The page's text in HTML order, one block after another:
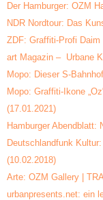
Der Hamburger: OZM
NDR Nordtour: Das
ZDF: Graffiti-Profi
art Magazin – Urbane
Mopo: Dieser S-
Mopo: Graffiti-Ikone
(17.01.2021)
Hamburger Abendblatt:
Deutschlandfunk
(10.02.2018)
Arte: OZM Gallery |
urbanpresents.net: ein